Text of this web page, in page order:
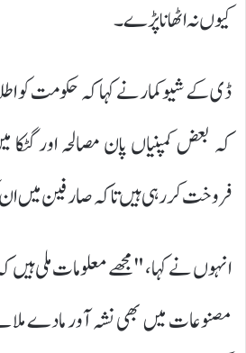
کیوں نہ اٹھانا پڑے۔
ڈی کے شیوکمار نے کہا کہ حکومت کو
کہ بعض کمپنیاں پان مصالحہ اور
فروخت کر رہی ہیں تاکہ صارفین میں
انہوں نے کہا، "مجھے معلومات ملی ہیں
مصنوعات میں بھی نشہ آور مادے